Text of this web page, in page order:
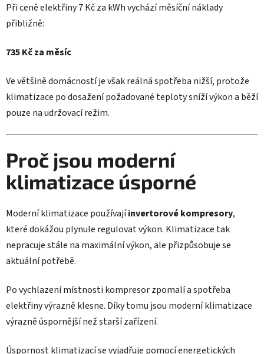
Při ceně elektřiny 7 Kč za kWh vychází měsíční náklady
přibližně:
735 Kč za měsíc
Ve většině domácností je však reálná spotřeba nižší, protože
klimatizace po dosažení požadované teploty sníží výkon a běží
pouze na udržovací režim.
Proč jsou moderní
klimatizace úsporné
Moderní klimatizace používajíinvertorové kompresory,
které dokážou plynule regulovat výkon. Klimatizace tak
nepracuje stále na maximální výkon, ale přizpůsobuje se
aktuální potřebě.
Po vychlazení místnosti kompresor zpomalí a spotřeba
elektřiny výrazně klesne. Díky tomu jsou moderní klimatizace
výrazně úspornější než starší zařízení.
Úspornost klimatizací se vyjadřuje pomocí energetických